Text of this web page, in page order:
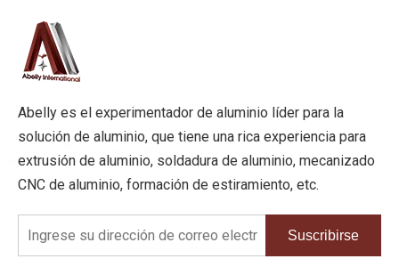
Abelly es el experimentador de aluminio líder para la
solución de aluminio, que tiene una rica experiencia para
extrusión de aluminio, soldadura de aluminio, mecanizado
CNC de aluminio, formación de estiramiento, etc.
Suscribirse